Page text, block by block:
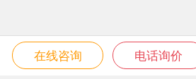
在线咨询 电话询价